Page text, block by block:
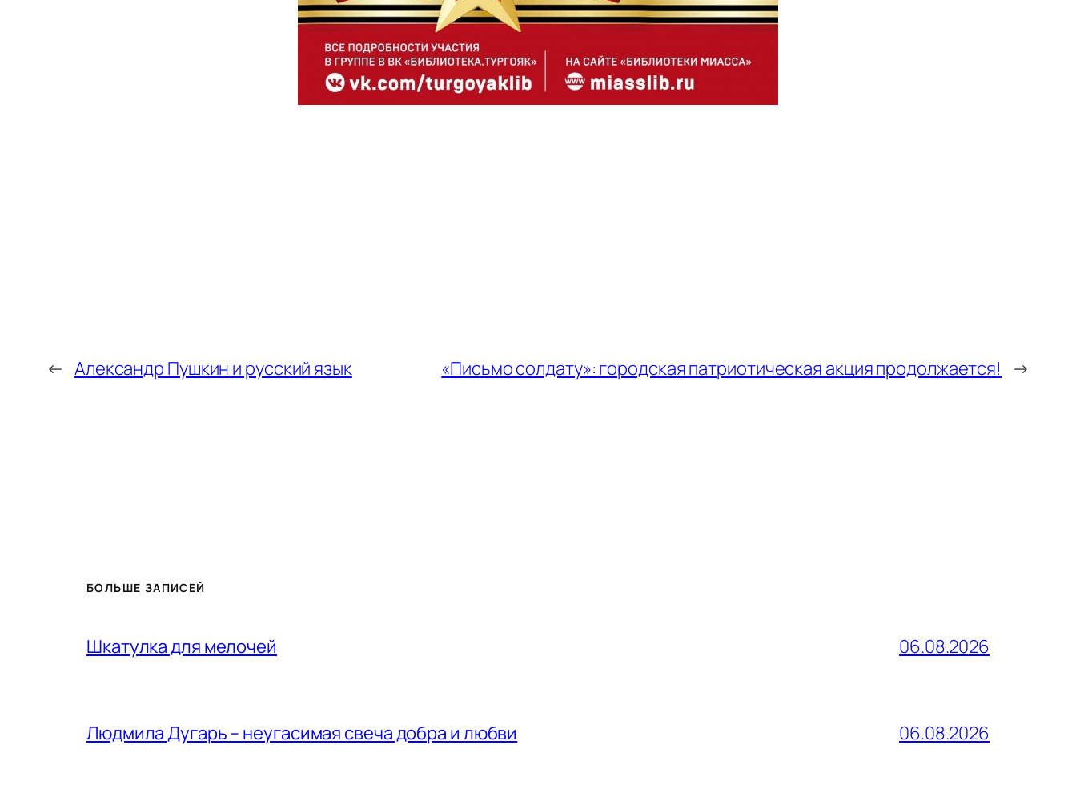
← Александр Пушкин и русский язык «Письмо солдату»: городская патриотическая акция продолжается! →
БОЛЬШЕ ЗАПИСЕЙ
Шкатулка для мелочей 06.08.2026
Людмила Дугарь – неугасимая свеча добра и любви 06.08.2026